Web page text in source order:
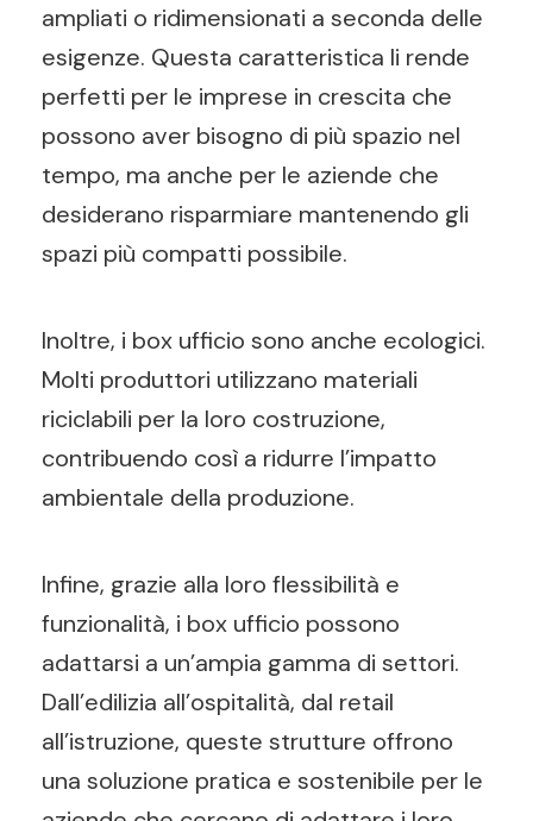
ampliati o ridimensionati a seconda delle
esigenze. Questa caratteristica li rende
perfetti per le imprese in crescita che
possono aver bisogno di più spazio nel
tempo, ma anche per le aziende che
desiderano risparmiare mantenendo gli
spazi più compatti possibile.
Inoltre, i box ufficio sono anche ecologici.
Molti produttori utilizzano materiali
riciclabili per la loro costruzione,
contribuendo così a ridurre l’impatto
ambientale della produzione.
Infine, grazie alla loro flessibilità e
funzionalità, i box ufficio possono
adattarsi a un’ampia gamma di settori.
Dall’edilizia all’ospitalità, dal retail
all’istruzione, queste strutture offrono
una soluzione pratica e sostenibile per le